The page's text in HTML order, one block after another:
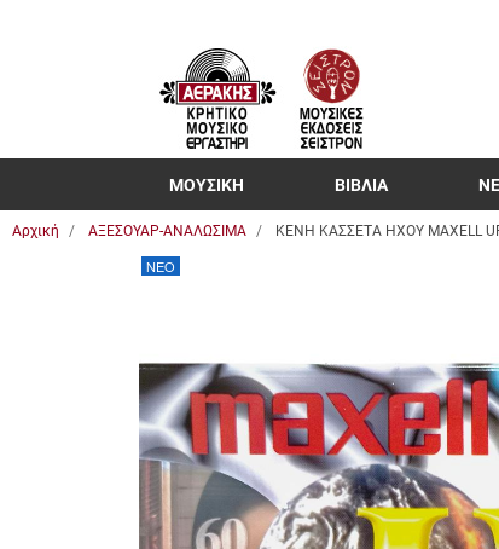
ΜΟΥΣΙΚΗ ΒΙΒΛΙΑ
Αρχική ΑΞΕΣΟΥΑΡ-ΑΝΑΛΩΣΙΜΑ ΚΕΝΗ ΚΑΣΣΕΤΑ ΗΧΟΥ MAXELL
NEO